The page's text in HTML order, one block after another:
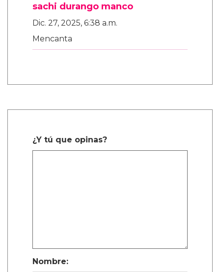
sachi durango manco
Dic. 27, 2025, 6:38 a.m.
Mencanta
¿Y tú que opinas?
Nombre: